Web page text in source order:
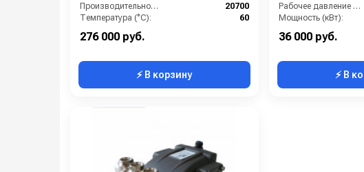
Производительность (л/ч):
20700
Температура (°C):
60
Давление (бар):
276 000 руб.
⚡ В корзину
Рабочее давление (бар):
Мощность (кВт):
36 000 руб.
⚡ В